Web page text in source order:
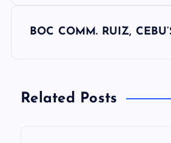
n
BOC COMM. RUIZ,
Related Posts